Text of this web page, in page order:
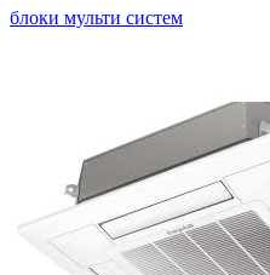
блоки мульти систем